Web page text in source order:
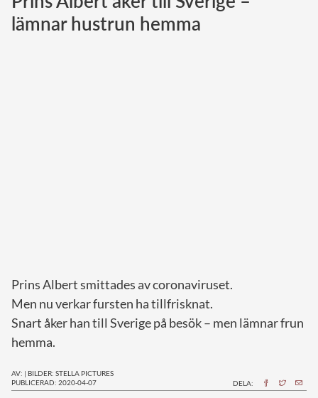
Norska kungahuset
lämnar hustrun hemma
Prins Albert smittades av coronaviruset.
Men nu verkar fursten ha tillfrisknat.
Snart åker han till Sverige på besök – men lämnar frun
hemma.
AV: | BILDER: STELLA PICTURES
PUBLICERAD: 2020-04-07
DELA: